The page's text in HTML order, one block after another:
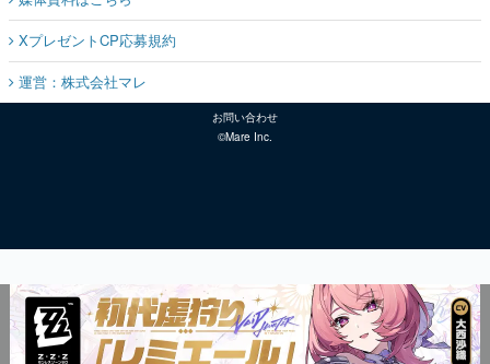
XプレゼントCP応募規約
運営：株式会社マレ
お問い合わせ
©Mare Inc.